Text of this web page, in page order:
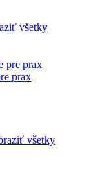
všetky
prax
všetky